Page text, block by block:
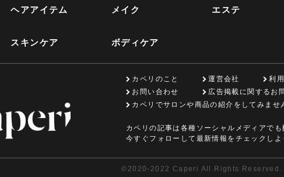
ヘアアイテム メイク エステ
スキンケア ボディケア
カペリのこと 運営会社 利
お問い合わせ
広告掲載に関するお
カペリでサロンや商品の紹介をしてみませ
カペリの記事は各種ソーシャルメディアでも
今すぐフォローして最新情報をチェックしよ
©2020-2022 Caperi All Rights Reserved.